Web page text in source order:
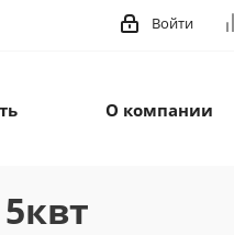
Войти
О компании